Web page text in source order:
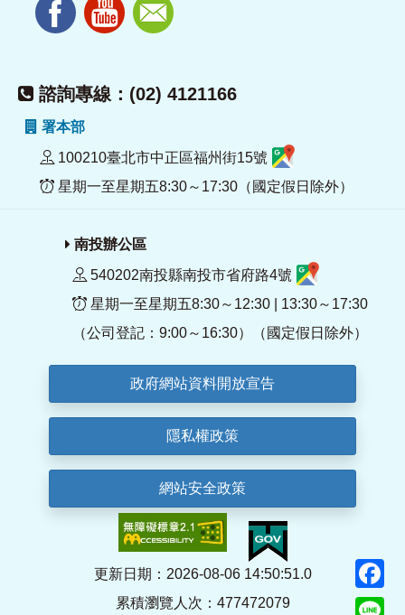
諮詢專線：(02) 4121166
署本部
100210臺北市中正區福州街15號
星期一至星期五8:30～17:30（國定假日除外）
南投辦公區
540202南投縣南投市省府路4號
星期一至星期五8:30～12:30 | 13:30～17:30
（公司登記：9:00～16:30）（國定假日除外）
政府網站資料開放宣告
隱私權政策
網站安全政策
更新日期：2026-08-06 14:50:51.0
累積瀏覽人次：477472079